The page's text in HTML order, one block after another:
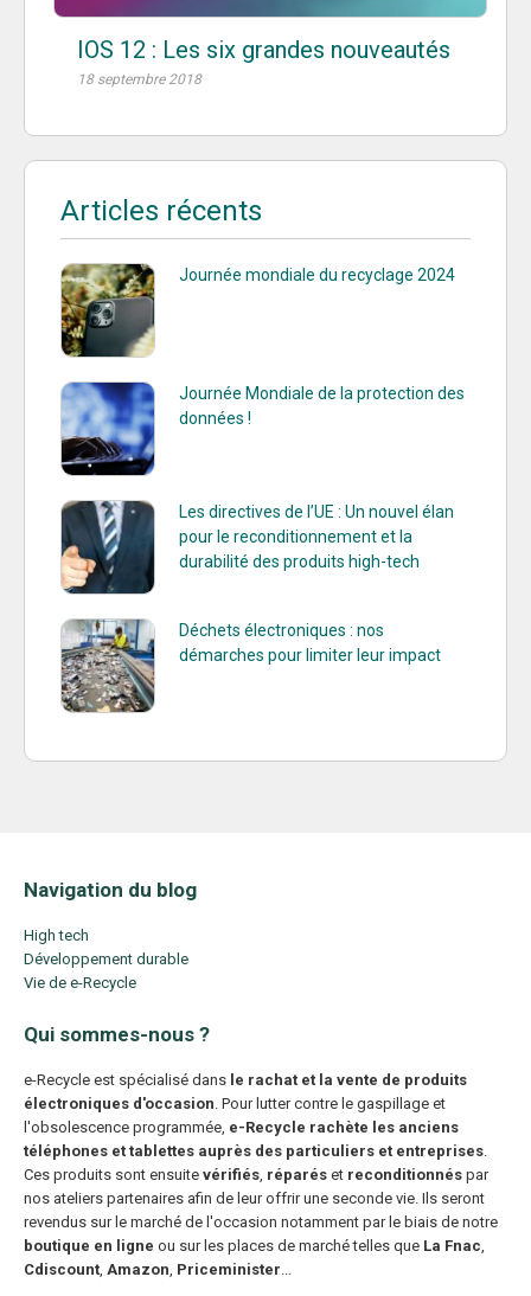
IOS 12 : Les six grandes nouveautés
18 septembre 2018
Articles récents
Journée mondiale du recyclage 2024
Journée Mondiale de la protection des
données !
Les directives de l’UE : Un nouvel élan
pour le reconditionnement et la
durabilité des produits high-tech
Déchets électroniques : nos
démarches pour limiter leur impact
Navigation du blog
High tech
Développement durable
Vie de e-Recycle
Qui sommes-nous ?
e-Recycle est spécialisé dans le rachat et la vente de produits
électroniques d'occasion . Pour lutter contre le gaspillage et
l'obsolescence programmée, e-Recycle rachète les anciens
téléphones et tablettes auprès des particuliers et entreprises
Ces produits sont ensuitevérifiés réparés et reconditionnés par
nos ateliers partenaires afin de leur offrir une seconde vie. Ils seront
revendus sur le marché de l'occasion notamment par le biais de notre
boutique en ligne ou sur les places de marché telles que La Fnac
Cdiscount Amazon Priceminister